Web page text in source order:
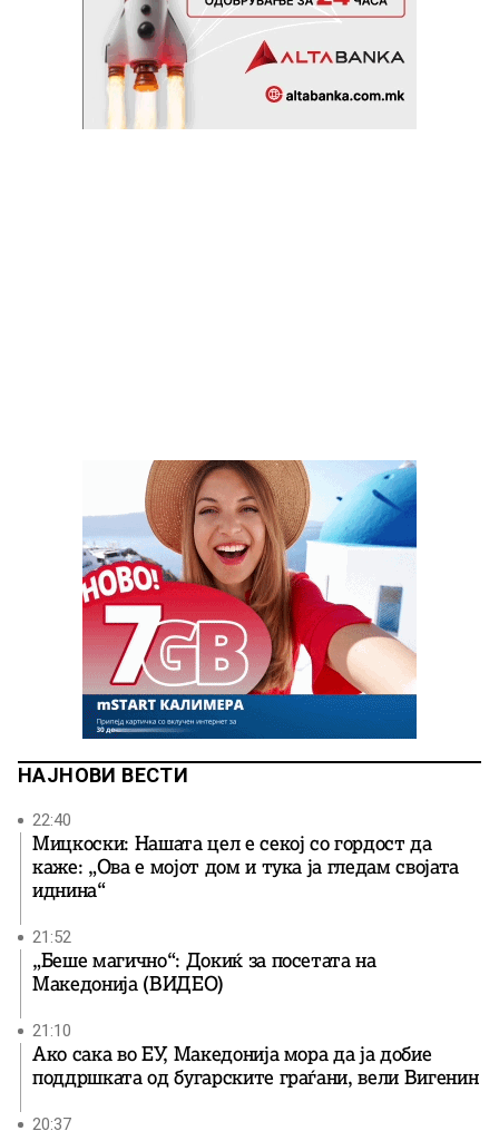
НАЈНОВИ ВЕСТИ
22:40
Мицкоски: Нашата цел е секој со гордост да
каже: „Ова е мојот дом и тука ја гледам својата
иднина“
21:52
„Беше магично“: Докиќ за посетата на
Македонија (ВИДЕО)
21:10
Ако сака во ЕУ, Македонија мора да ја добие
поддршката од бугарските граѓани, вели Вигенин
20:37